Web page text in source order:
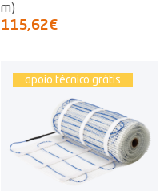
m)
115,62€
apoio técnico grátis